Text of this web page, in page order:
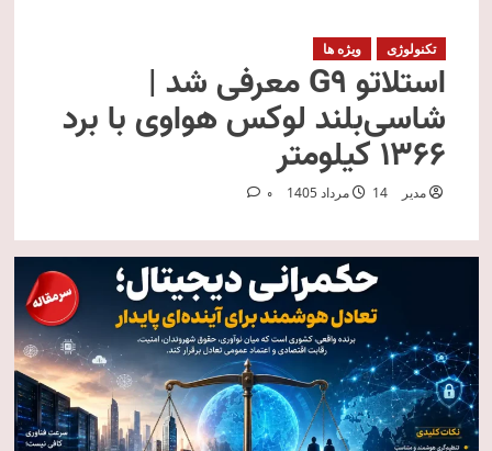
تکنولوژی ویژه ها
استلاتو G9 معرفی شد |
شاسی‌بلند لوکس هواوی با برد
۱۳۶۶ کیلومتر
مدیر 14 مرداد 1405 0